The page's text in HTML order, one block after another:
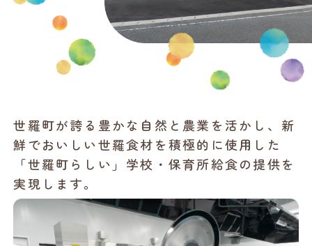
世羅町が誇る豊かな自然と農業を活かし、新
鮮でおいしい世羅食材を積極的に使用した
「世羅町らしい」学校・保育所給食の提供を
実現します。